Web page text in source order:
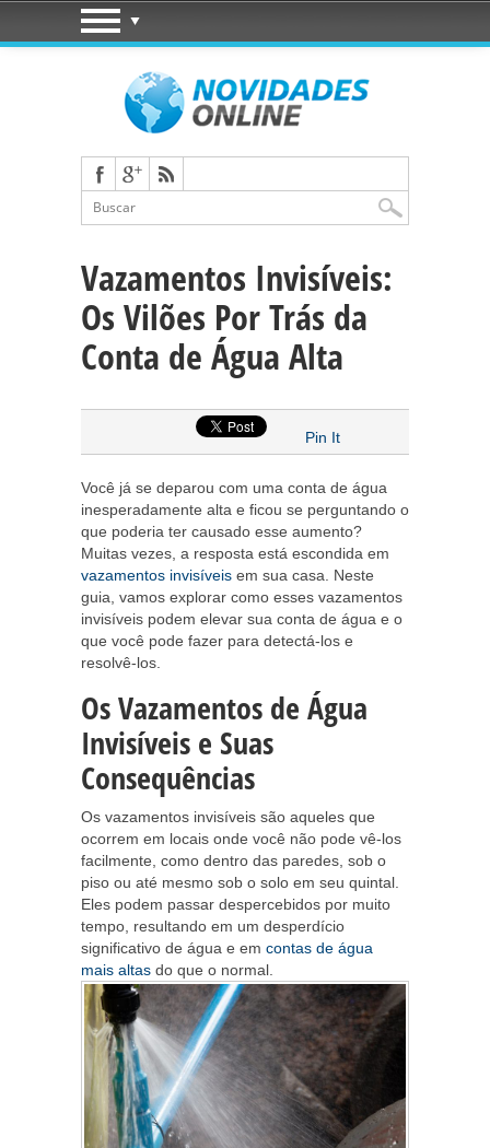
Vazamentos Invisíveis:
Os Vilões Por Trás da
Conta de Água Alta
Pin It
Você já se deparou com uma conta de água
inesperadamente alta e ficou se perguntando o
que poderia ter causado esse aumento?
Muitas vezes, a resposta está escondida em
vazamentos invisíveis em sua casa. Neste
guia, vamos explorar como esses vazamentos
invisíveis podem elevar sua conta de água e o
que você pode fazer para detectá-los e
resolvê-los.
Os Vazamentos de Água
Invisíveis e Suas
Consequências
Os vazamentos invisíveis são aqueles que
ocorrem em locais onde você não pode vê-los
facilmente, como dentro das paredes, sob o
piso ou até mesmo sob o solo em seu quintal.
Eles podem passar despercebidos por muito
tempo, resultando em um desperdício
significativo de água e em contas de água
mais altas do que o normal.